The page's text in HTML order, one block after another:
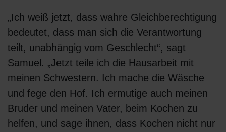
„Ich weiß jetzt, dass wahre Gleichberechtigung
bedeutet, dass man sich die Verantwortung
teilt, unabhängig vom Geschlecht“, sagt
Samuel. „Jetzt teile ich die Hausarbeit mit
meinen Schwestern. Ich mache die Wäsche
und fege den Hof. Ich ermutige auch meinen
Bruder und meinen Vater, beim Kochen zu
helfen, und sage ihnen, dass Kochen nicht nur